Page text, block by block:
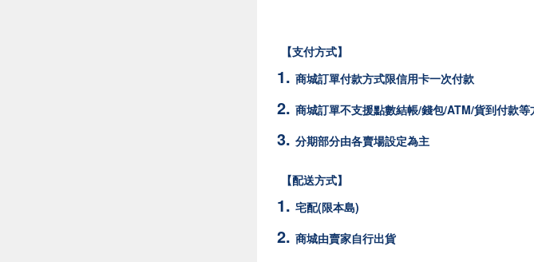
【支付方式】
商城訂單付款方式限信用卡一次付款
商城訂單不支援點數結帳/錢包/ATM/貨到付款等
分期部分由各賣場設定為主
【配送方式】
宅配(限本島)
商城由賣家自行出貨